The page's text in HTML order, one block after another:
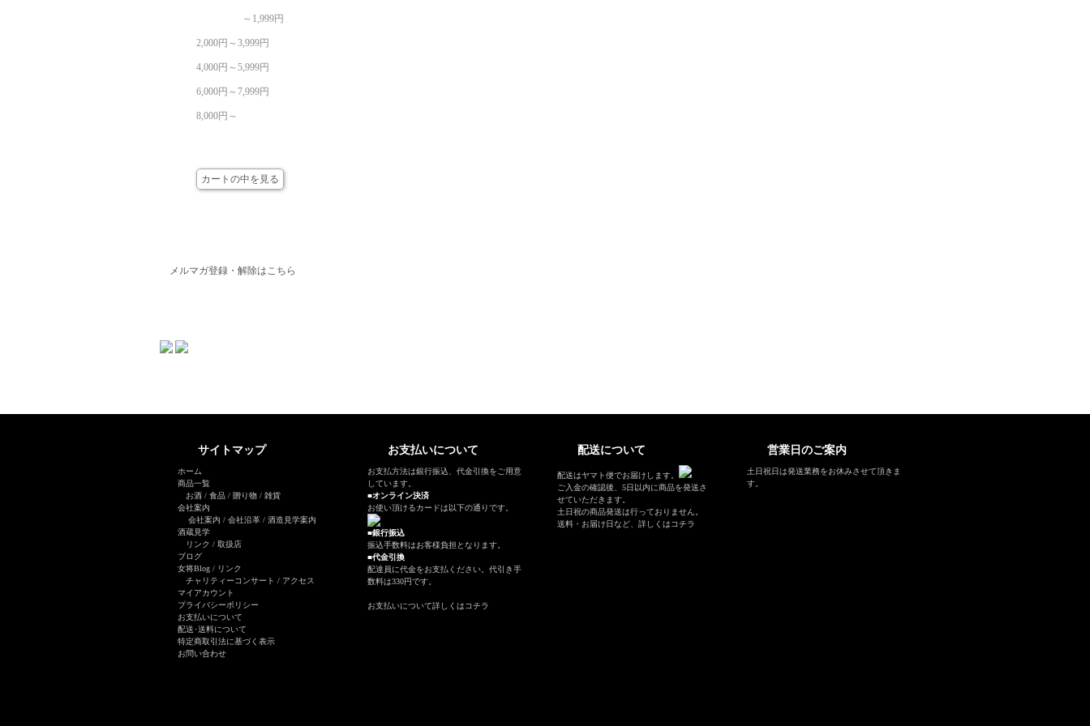
～1,999円
2,000円～3,999円
4,000円～5,999円
6,000円～7,999円
8,000円～
カートの中を見る
メルマガ登録・解除はこちら
サイトマップ
ホーム
商品一覧
お酒 / 食品 / 贈り物 / 雑貨
会社案内
会社案内 / 会社沿革 / 酒造見学案内
酒蔵見学
リンク / 取扱店
ブログ
女将Blog / リンク
チャリティーコンサート / アクセス
マイアカウント
プライバシーポリシー
お支払いについて
配送･送料について
特定商取引法に基づく表示
お問い合わせ
お支払いについて
お支払方法は銀行振込、代金引換をご用意
しています。
■オンライン決済
お使い頂けるカードは以下の通りです。
■銀行振込
振込手数料はお客様負担となります。
■代金引換
配達員に代金をお支払ください。代引き手
数料は330円です。
お支払いについて詳しくはコチラ
配送について
配送はヤマト便でお届けします。
ご入金の確認後、5日以内に商品を発送さ
せていただきます。
土日祝の商品発送は行っておりません。
送料・お届け日など、 詳しくはコチラ
営業日のご案内
土日祝日は発送業務をお休みさせて頂きま
す。